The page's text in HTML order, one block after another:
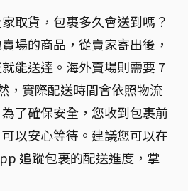
取貨，包裹多久會送到嗎？
場的商品，從賣家寄出後，
能送達。海外賣場則需要 7
，實際配送時間會依照物流
了確保安全，您收到包裹前
以安心等待。建議您可以在
追蹤包裹的配送進度，掌